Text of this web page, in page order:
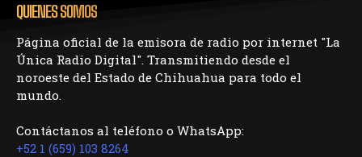
QUIENES SOMOS
Página oficial de la emisora de radio por internet "La
Única Radio Digital". Transmitiendo desde el
noroeste del Estado de Chihuahua para todo el
mundo.
Contáctanos al teléfono o WhatsApp:
+52 1 (659) 103 8264